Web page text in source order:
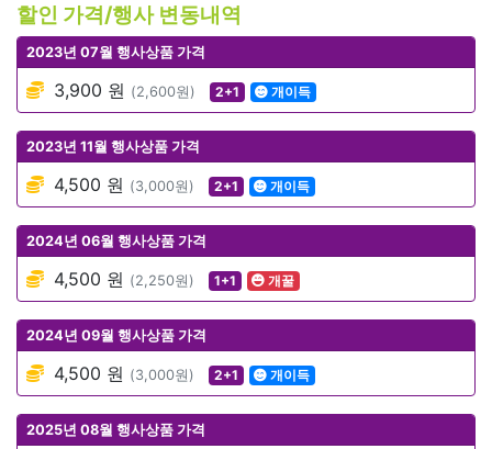
할인 가격/행사 변동내역
2023년 07월 행사상품 가격
3,900 원 (2,600원) 2+1 개이득
2023년 11월 행사상품 가격
4,500 원 (3,000원) 2+1 개이득
2024년 06월 행사상품 가격
4,500 원 (2,250원) 1+1 개꿀
2024년 09월 행사상품 가격
4,500 원 (3,000원) 2+1 개이득
2025년 08월 행사상품 가격